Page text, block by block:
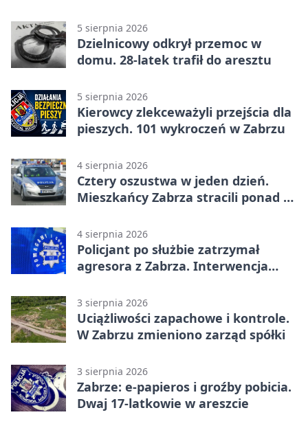
5 sierpnia 2026
Dzielnicowy odkrył przemoc w
domu. 28-latek trafił do aresztu
5 sierpnia 2026
Kierowcy zlekceważyli przejścia dla
pieszych. 101 wykroczeń w Zabrzu
4 sierpnia 2026
Cztery oszustwa w jeden dzień.
Mieszkańcy Zabrza stracili ponad 6
4 sierpnia 2026
Policjant po służbie zatrzymał
agresora z Zabrza. Interwencja
3 sierpnia 2026
Uciążliwości zapachowe i kontrole.
W Zabrzu zmieniono zarząd spółki
3 sierpnia 2026
Zabrze: e-papieros i groźby pobicia.
Dwaj 17-latkowie w areszcie